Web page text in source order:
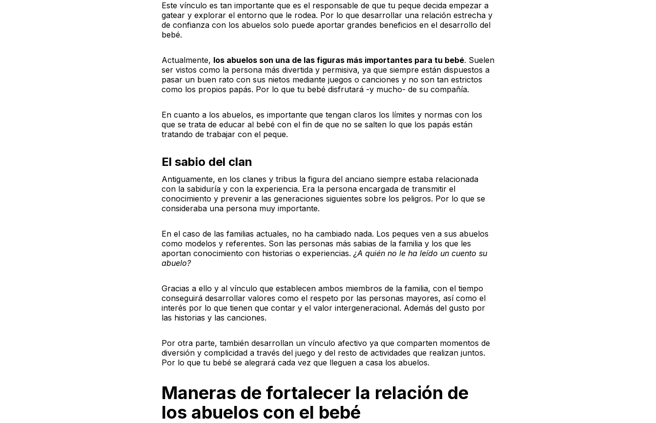
Este vínculo es tan importante que es el responsable de que tu peque decida empezar a
gatear y explorar el entorno que le rodea. Por lo que desarrollar una relación estrecha y
de confianza con los abuelos solo puede aportar grandes beneficios en el desarrollo del
bebé.
Actualmente, los abuelos son una de las figuras más importantes para tu bebé. Suelen
ser vistos como la persona más divertida y permisiva, ya que siempre están dispuestos a
pasar un buen rato con sus nietos mediante juegos o canciones y no son tan estrictos
como los propios papás. Por lo que tu bebé disfrutará -y mucho- de su compañía.
En cuanto a los abuelos, es importante que tengan claros los límites y normas con los
que se trata de educar al bebé con el fin de que no se salten lo que los papás están
tratando de trabajar con el peque.
El sabio del clan
Antiguamente, en los clanes y tribus la figura del anciano siempre estaba relacionada
con la sabiduría y con la experiencia. Era la persona encargada de transmitir el
conocimiento y prevenir a las generaciones siguientes sobre los peligros. Por lo que se
consideraba una persona muy importante.
En el caso de las familias actuales, no ha cambiado nada. Los peques ven a sus abuelos
como modelos y referentes. Son las personas más sabias de la familia y los que les
aportan conocimiento con historias o experiencias. ¿A quién no le ha leído un cuento su
abuelo?
Gracias a ello y al vínculo que establecen ambos miembros de la familia, con el tiempo
conseguirá desarrollar valores como el respeto por las personas mayores, así como el
interés por lo que tienen que contar y el valor intergeneracional. Además del gusto por
las historias y las canciones.
Por otra parte, también desarrollan un vínculo afectivo ya que comparten momentos de
diversión y complicidad a través del juego y del resto de actividades que realizan juntos.
Por lo que tu bebé se alegrará cada vez que lleguen a casa los abuelos.
Maneras de fortalecer la relación de
los abuelos con el bebé